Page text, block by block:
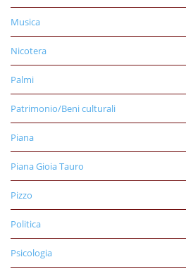
Musica
Nicotera
Palmi
Patrimonio/Beni culturali
Piana
Piana Gioia Tauro
Pizzo
Politica
Psicologia